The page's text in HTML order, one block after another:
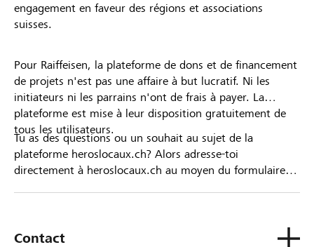
engagement en faveur des régions et associations
suisses.
Pour Raiffeisen, la plateforme de dons et de financement
de projets n'est pas une affaire à but lucratif. Ni les
initiateurs ni les parrains n'ont de frais à payer. La
plateforme est mise à leur disposition gratuitement de
tous les utilisateurs.
Tu as des questions ou un souhait au sujet de la
plateforme heroslocaux.ch? Alors adresse-toi
directement à heroslocaux.ch au moyen du formulaire
Contact